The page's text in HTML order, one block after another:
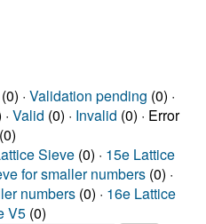
· Validation pending (0) ·
Valid (0) · Invalid (0) · Error
(0)
Sieve (0) · 15e Lattice
for smaller numbers (0) ·
numbers (0) · 16e Lattice
V5 (0)